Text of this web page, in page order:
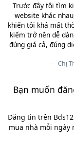
Trước đây tôi tìm
website khác
khiến tôi khá mất
kiếm trở nên dễ
đúng giá cả, đúng
Chị
Bạn muốn
Đăng tin trên
mua nhà mỗi ngày